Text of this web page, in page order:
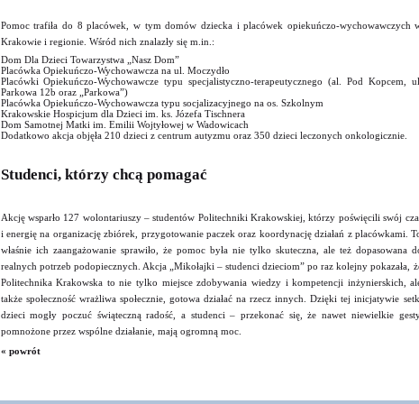
Pomoc trafiła do 8 placówek, w tym domów dziecka i placówek opiekuńczo-wychowawczych
Krakowie i regionie. Wśród nich znalazły się m.in.:
Dom Dla Dzieci Towarzystwa „Nasz Dom”
Placówka Opiekuńczo-Wychowawcza na ul. Moczydło
Placówki Opiekuńczo-Wychowawcze typu specjalistyczno-terapeutycznego (al. Pod Kopcem, ul.
Parkowa 12b oraz „Parkowa”)
Placówka Opiekuńczo-Wychowawcza typu socjalizacyjnego na os. Szkolnym
Krakowskie Hospicjum dla Dzieci im. ks. Józefa Tischnera
Dom Samotnej Matki im. Emilii Wojtyłowej w Wadowicach
Dodatkowo akcja objęła 210 dzieci z centrum autyzmu oraz 350 dzieci leczonych onkologicznie.
Studenci, którzy chcą pomagać
Akcję wsparło 127 wolontariuszy – studentów Politechniki Krakowskiej, którzy poświęcili swój
i energię na organizację zbiórek, przygotowanie paczek oraz koordynację działań z placówkami.
właśnie ich zaangażowanie sprawiło, że pomoc była nie tylko skuteczna, ale też dopasowana
realnych potrzeb podopiecznych. Akcja „Mikołajki – studenci dzieciom” po raz kolejny pokazała,
Politechnika Krakowska to nie tylko miejsce zdobywania wiedzy i kompetencji inżynierskich,
także społeczność wrażliwa społecznie, gotowa działać na rzecz innych. Dzięki tej inicjatywie
dzieci mogły poczuć świąteczną radość, a studenci – przekonać się, że nawet niewielkie
pomnożone przez wspólne działanie, mają ogromną moc.
« powrót